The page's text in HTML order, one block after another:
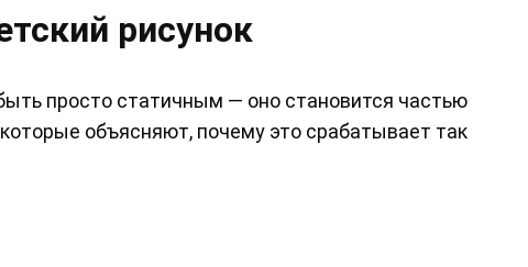
рисунок
просто статичным — оно становится частью
объясняют, почему это срабатывает так